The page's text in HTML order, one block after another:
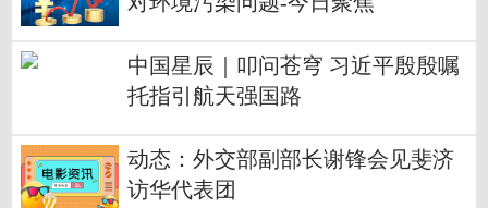
中国星辰｜叩问苍穹 习近平殷殷嘱
托指引航天强国路
动态：外交部副部长谢锋会见斐济
访华代表团